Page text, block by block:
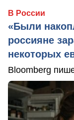
В России
«Были
россияне
некоторых
Bloomberg